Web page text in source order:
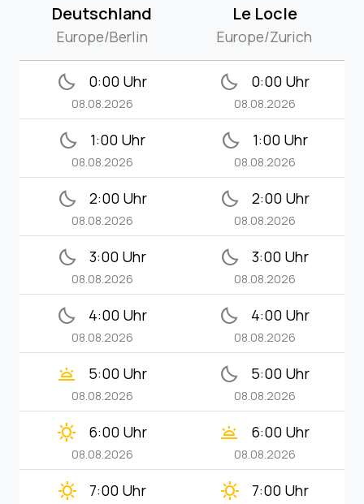
Deutschland
Europe/Berlin
Le Locle
Europe/Zurich
bedtime 0:00 Uhr
08.08.2026
bedtime 0:00 Uhr
08.08.2026
bedtime 1:00 Uhr
08.08.2026
bedtime 1:00 Uhr
08.08.2026
bedtime 2:00 Uhr
08.08.2026
bedtime 2:00 Uhr
08.08.2026
bedtime 3:00 Uhr
08.08.2026
bedtime 3:00 Uhr
08.08.2026
bedtime 4:00 Uhr
08.08.2026
bedtime 4:00 Uhr
08.08.2026
wb_twilight 5:00 Uhr
08.08.2026
bedtime 5:00 Uhr
08.08.2026
clear_day 6:00 Uhr
08.08.2026
wb_twilight 6:00 Uhr
08.08.2026
clear_day 7:00 Uhr clear_day 7:00 Uhr